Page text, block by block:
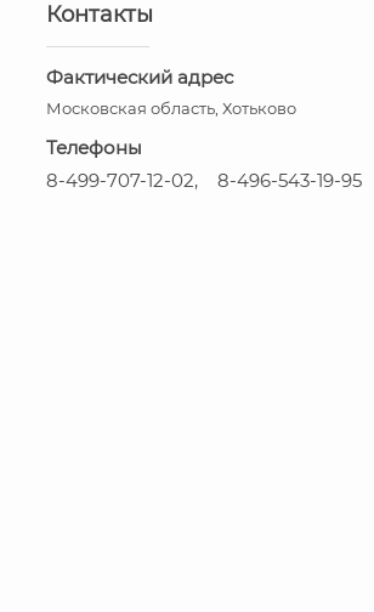
Контакты
Фактический адрес
Московская область, Хотьково
Телефоны
8-499-707-12-02, 8-496-543-19-95